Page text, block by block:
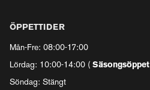
ÖPPETTIDER
Mån-Fre: 08:00-17:00
Lördag: 10:00-14:00 ( Säsongsöppet
Söndag: Stängt